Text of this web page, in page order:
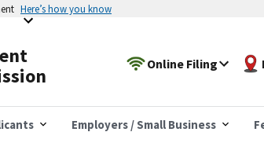
Here’s how you know
Online Filing
Employers / Small Business